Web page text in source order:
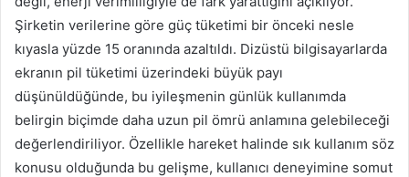
Şirketin verilerine göre güç tüketimi bir önceki nesle
kıyasla yüzde 15 oranında azaltıldı. Dizüstü bilgisayarlarda
ekranın pil tüketimi üzerindeki büyük payı
düşünüldüğünde, bu iyileşmenin günlük kullanımda
belirgin biçimde daha uzun pil ömrü anlamına gelebileceği
değerlendiriliyor. Özellikle hareket halinde sık kullanım söz
konusu olduğunda bu gelişme, kullanıcı deneyimine somut